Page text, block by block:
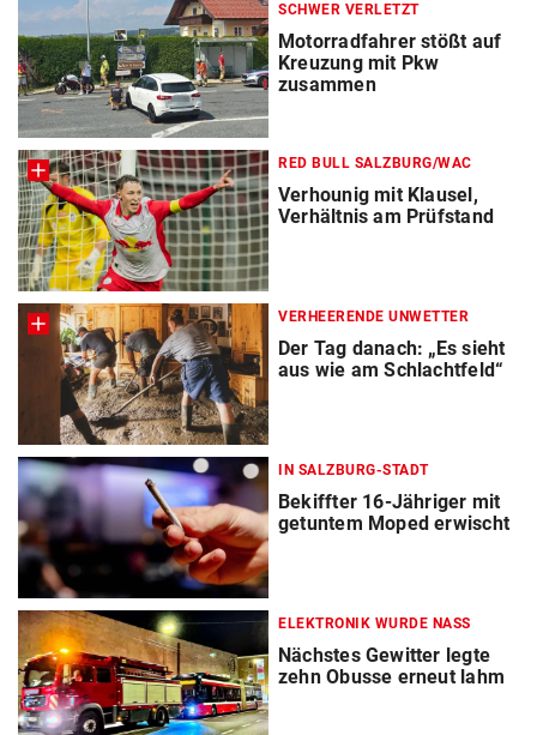
SCHWER VERLETZT
Motorradfahrer stößt auf
Kreuzung mit Pkw
zusammen
RED BULL SALZBURG/WAC
Verhounig mit Klausel,
Verhältnis am Prüfstand
VERHEERENDE UNWETTER
Der Tag danach: „Es sieht
aus wie am Schlachtfeld“
IN SALZBURG-STADT
Bekiffter 16-Jähriger mit
getuntem Moped erwischt
ELEKTRONIK WURDE NASS
Nächstes Gewitter legte
zehn Obusse erneut lahm